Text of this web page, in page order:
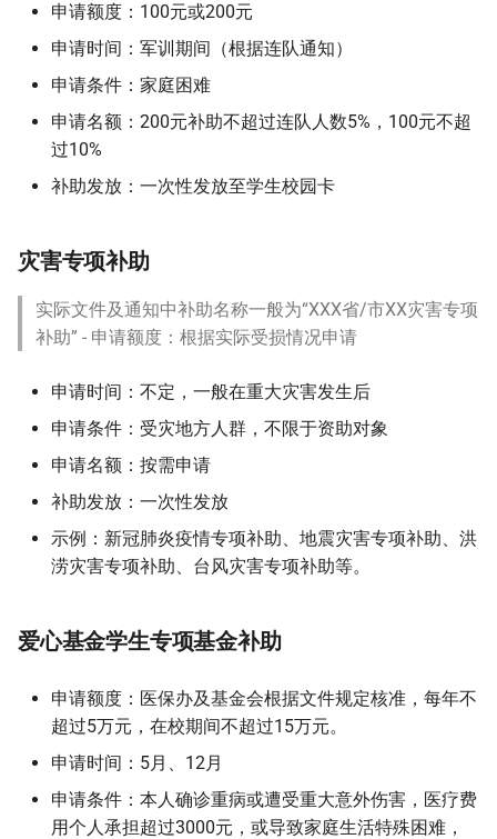
申请额度：100元或200元
申请时间：军训期间（根据连队通知）
申请条件：家庭困难
申请名额：200元补助不超过连队人数5%，100元不超
过10%
补助发放：一次性发放至学生校园卡
灾害专项补助
实际文件及通知中补助名称一般为“XXX省/市XX灾害专项
补助” - 申请额度：根据实际受损情况申请
申请时间：不定，一般在重大灾害发生后
申请条件：受灾地方人群，不限于资助对象
申请名额：按需申请
补助发放：一次性发放
示例：新冠肺炎疫情专项补助、地震灾害专项补助、洪
涝灾害专项补助、台风灾害专项补助等。
爱心基金学生专项基金补助
申请额度：医保办及基金会根据文件规定核准，每年不
超过5万元，在校期间不超过15万元。
申请时间：5月、12月
申请条件：本人确诊重病或遭受重大意外伤害，医疗费
用个人承担超过3000元，或导致家庭生活特殊困难，